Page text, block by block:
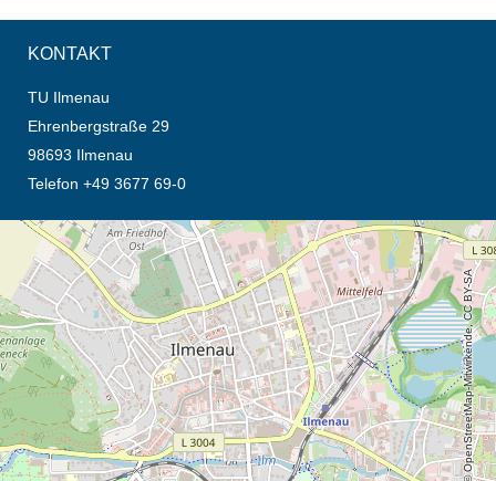
KONTAKT
TU Ilmenau
Ehrenbergstraße 29
98693 Ilmenau
Telefon +49 3677 69-0
Öffnet die Anfahrtsbeschreibung in neuem Tab (Karte)
© OpenStreetMap-Mitwirkende, CC BY-SA